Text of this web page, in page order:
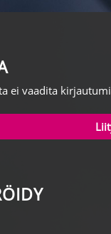
ei vaadita